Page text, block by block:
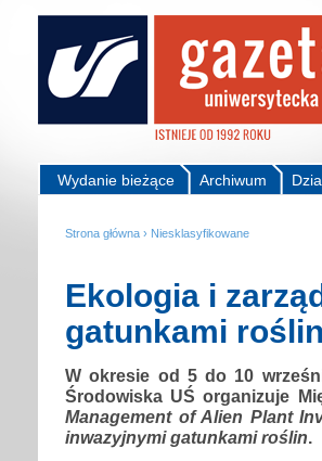
Archiwum
Wydanie bieżące
Strona główna › Niesklasyfikowane
Ekologia i
gatunkami roślin
W okresie od 5 do 10
Środowiska UŚ organizuje
Management of Alien Plant
inwazyjnymi gatunkami roślin